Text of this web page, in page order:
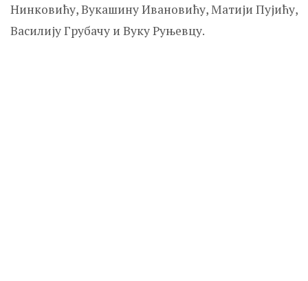
Нинковићу, Вукашину Ивановићу, Матији Пујићу,
Василију Грубачу и Вуку Руњевцу.